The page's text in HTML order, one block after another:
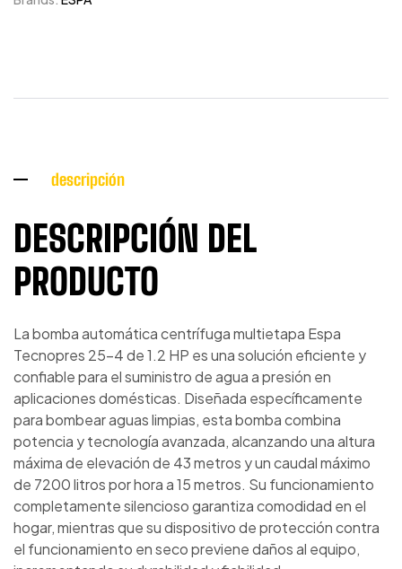
descripción
DESCRIPCIÓN DEL
PRODUCTO
La bomba automática centrífuga multietapa Espa
Tecnopres 25-4 de 1.2 HP es una solución eficiente y
confiable para el suministro de agua a presión en
aplicaciones domésticas. Diseñada específicamente
para bombear aguas limpias, esta bomba combina
potencia y tecnología avanzada, alcanzando una altura
máxima de elevación de 43 metros y un caudal máximo
de 7200 litros por hora a 15 metros. Su funcionamiento
completamente silencioso garantiza comodidad en el
hogar, mientras que su dispositivo de protección contra
el funcionamiento en seco previene daños al equipo,